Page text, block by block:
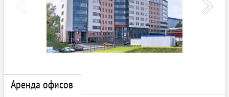
Аренда офисов